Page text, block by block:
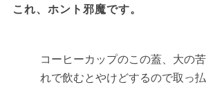
これ、ホント邪魔です。
コーヒーカップのこの蓋、大の
れで飲むとやけどするので取っ